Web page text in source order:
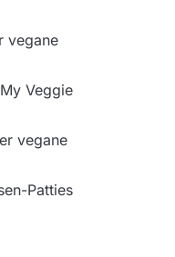
vegane
Veggie
vegane
Patties